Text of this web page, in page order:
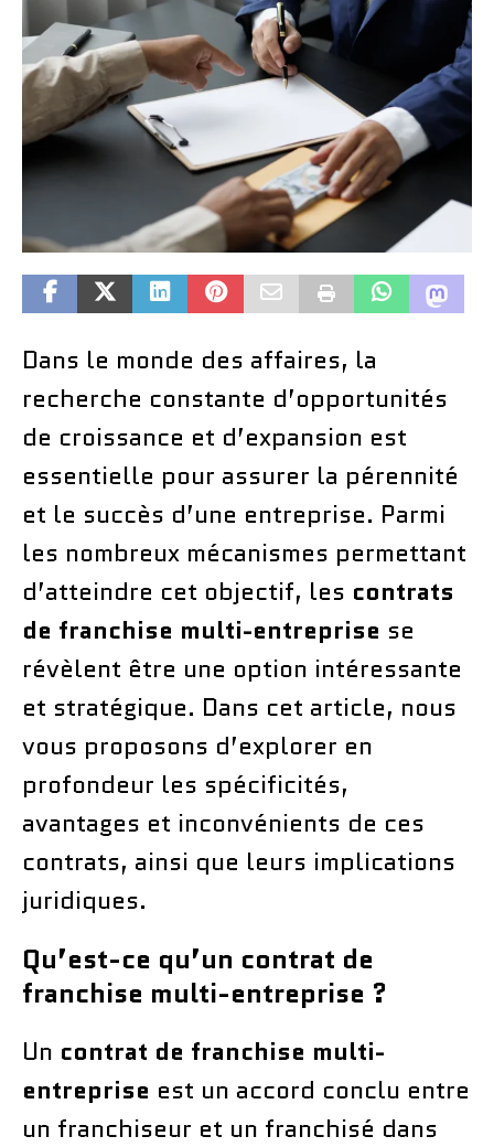
Dans le monde des affaires, la
recherche constante d’opportunités
de croissance et d’expansion est
essentielle pour assurer la pérennité
et le succès d’une entreprise. Parmi
les nombreux mécanismes permettant
d’atteindre cet objectif, les contrats
de franchise multi-entreprise se
révèlent être une option intéressante
et stratégique. Dans cet article, nous
vous proposons d’explorer en
profondeur les spécificités,
avantages et inconvénients de ces
contrats, ainsi que leurs implications
juridiques.
Qu’est-ce qu’un contrat de
franchise multi-entreprise ?
Un contrat de franchise multi-
entreprise est un accord conclu entre
un franchiseur et un franchisé dans